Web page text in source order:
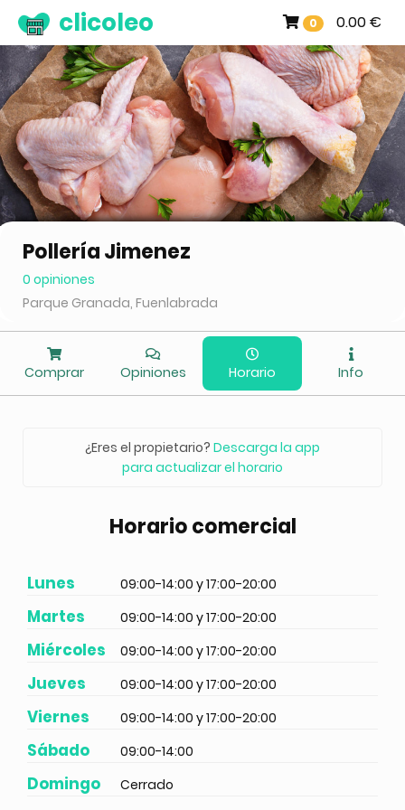
0 0.00 €
clicoleo
Pollería Jimenez
0 opiniones
Parque Granada, Fuenlabrada
Comprar Opiniones Horario Info
¿Eres el propietario? Descarga la app
para actualizar el horario
Horario comercial
Lunes 09:00-14:00 y 17:00-20:00
Martes 09:00-14:00 y 17:00-20:00
Miércoles 09:00-14:00 y 17:00-20:00
Jueves 09:00-14:00 y 17:00-20:00
Viernes 09:00-14:00 y 17:00-20:00
Sábado 09:00-14:00
Domingo Cerrado